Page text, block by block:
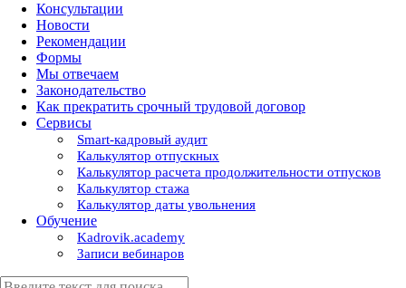
Консультации
Новости
Рекомендации
Формы
Мы отвечаем
Законодательство
Как прекратить срочный трудовой договор
Сервисы
Smart-кадровый аудит
Калькулятор отпускных
Калькулятор расчета продолжительности отпусков
Калькулятор стажа
Калькулятор даты увольнения
Обучение
Kadrovik.academy
Записи вебинаров